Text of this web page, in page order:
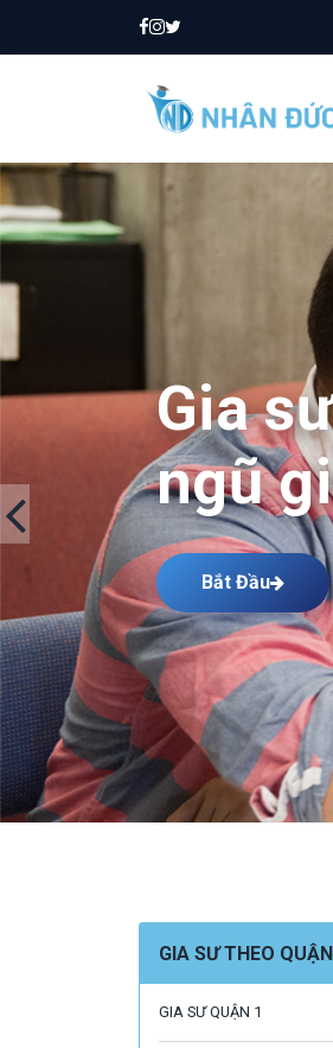
Gia
ngũ
Bắt Đầu
GIA SƯ THEO QUẬN
GIA SƯ QUẬN 1